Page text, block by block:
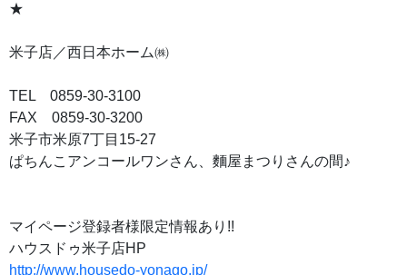
★
米子店／西日本ホーム㈱
TEL 0859-30-3100
FAX 0859-30-3200
米子市米原7丁目15-27
ぱちんこアンコールワンさん、麵屋まつりさんの間♪
マイページ登録者様限定情報あり!!
ハウスドゥ米子店HP
http://www.housedo-yonago.jp/